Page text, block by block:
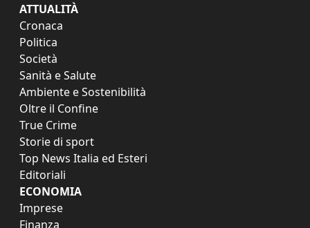
ATTUALITÀ
Cronaca
Politica
Società
Sanità e Salute
Ambiente e Sostenibilità
Oltre il Confine
True Crime
Storie di sport
Top News Italia ed Esteri
Editoriali
ECONOMIA
Imprese
Finanza